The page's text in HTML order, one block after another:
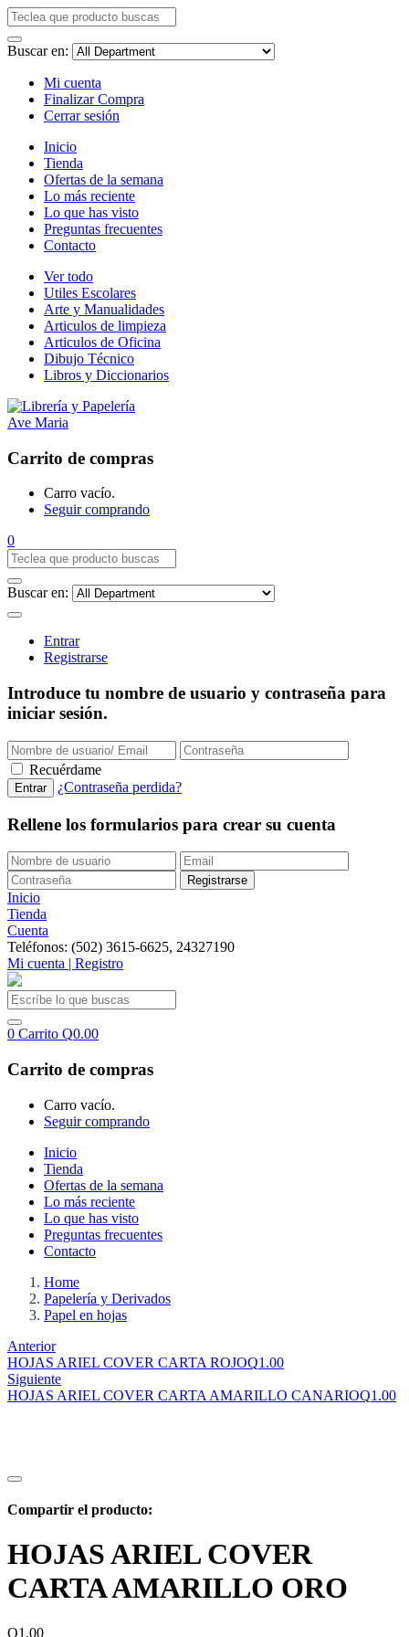
Buscar en:
Mi cuenta
Finalizar Compra
Cerrar sesión
Inicio
Tienda
Ofertas de la semana
Lo más reciente
Lo que has visto
Preguntas frecuentes
Contacto
Ver todo
Utiles Escolares
Arte y Manualidades
Articulos de limpieza
Articulos de Oficina
Dibujo Técnico
Libros y Diccionarios
Carrito de compras
Carro vacío.
Seguir comprando
0
Buscar en:
Entrar
Registrarse
Introduce tu nombre de usuario y contraseña para
iniciar sesión.
Recuérdame
¿Contraseña perdida?
Rellene los formularios para crear su cuenta
Inicio
Tienda
Cuenta
Teléfonos: (502) 3615-6625, 24327190
Mi cuenta | Registro
0 Carrito Q0.00
Carrito de compras
Carro vacío.
Seguir comprando
Inicio
Tienda
Ofertas de la semana
Lo más reciente
Lo que has visto
Preguntas frecuentes
Contacto
Home
Papelería y Derivados
Papel en hojas
Anterior
HOJAS ARIEL COVER CARTA ROJOQ1.00
Siguiente
HOJAS ARIEL COVER CARTA AMARILLO CANARIOQ1.00
Compartir el producto:
HOJAS ARIEL COVER
CARTA AMARILLO ORO
Q1.00